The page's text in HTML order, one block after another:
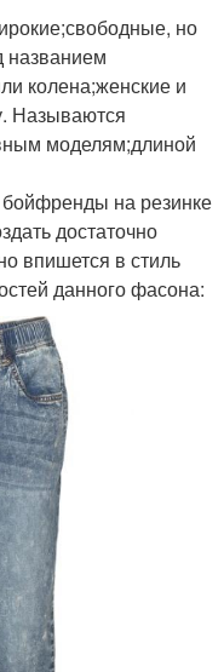
но
названием
колена;женские и
Называются
моделям;длиной
на резинке
достаточно
впишется в стиль
данного фасона: